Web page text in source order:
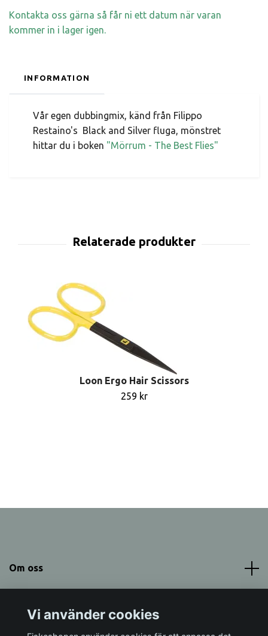
Kontakta oss gärna så får ni ett datum när varan
kommer in i lager igen.
INFORMATION
Vår egen dubbingmix, känd från Filippo
Restaino's Black and Silver fluga, mönstret
hittar du i boken "Mörrum - The Best Flies"
Loon Ergo Hair Scissors
259 kr
Om oss
Vi använder cookies